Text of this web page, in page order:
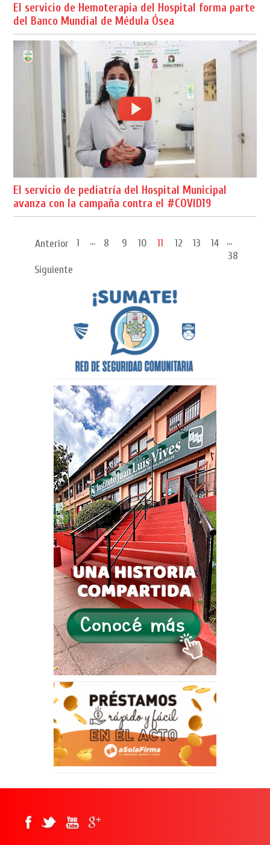
El servicio de Hemoterapia del Hospital forma parte
del Banco Mundial de Médula Ósea
El servicio de pediatría del Hospital Municipal
avanza con la campaña contra el #COVID19
Anterior 1 ... 8 9 10 11 12 13 14
...
38
Siguiente